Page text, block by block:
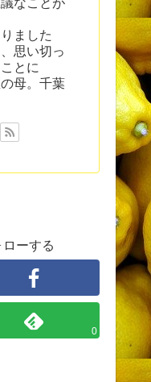
なことが
ました
思い切っ
とに
母。千葉
ーする
0